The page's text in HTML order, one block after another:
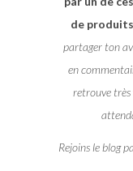
de
partager ton
en
retrouve très
Rejoins le blog